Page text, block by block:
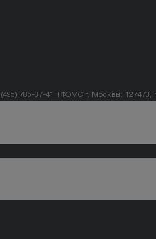
785-37-41 ТФОМС г. Москвы: 127473,